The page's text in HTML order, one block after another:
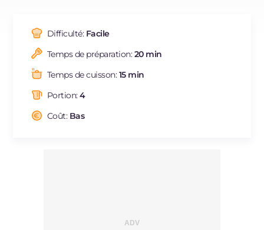
DE
BR
NL
Difficulté: Facile
Temps de préparation:20 min
Temps de cuisson:15 min
Portion:4
Coût: Bas